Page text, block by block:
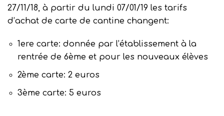
27/11/18, à partir du lundi 07/01/19 les tarifs
d’achat de carte de cantine changent:
1ere carte: donnée par l’établissement à la
rentrée de 6ème et pour les nouveaux élèves
2ème carte: 2 euros
3ème carte: 5 euros